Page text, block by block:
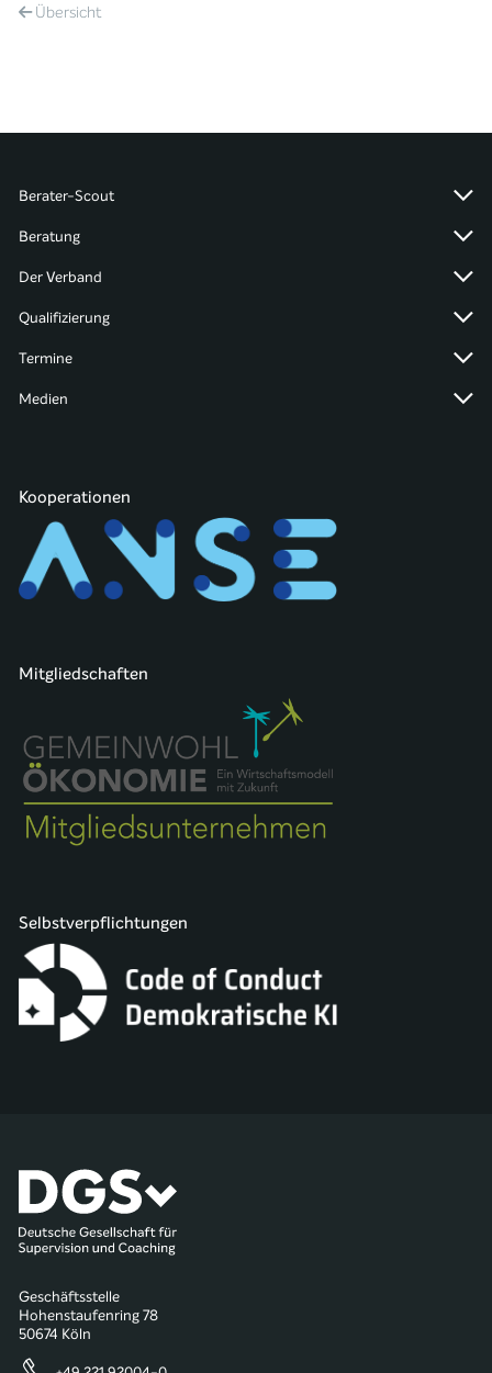
Übersicht
Berater-Scout
Beratung
Der Verband
Qualifizierung
Termine
Medien
Kooperationen
Mitgliedschaften
Selbstverpflichtungen
Geschäftsstelle
Hohenstaufenring 78
50674 Köln